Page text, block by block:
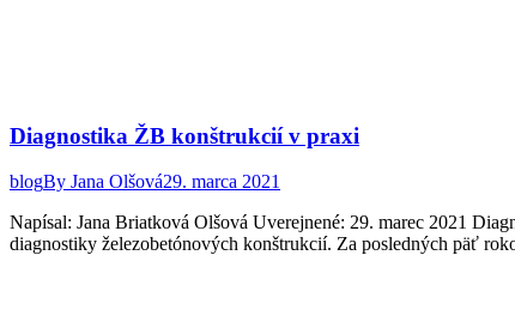
Diagnostika ŽB konštrukcií v praxi
blogBy Jana Olšová29. marca 2021
Napísal: Jana Briatková Olšová Uverejnené: 29. marec 2021
diagnostiky železobetónových konštrukcií. Za posledných päť